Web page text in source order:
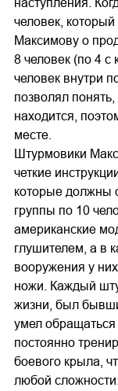
человек,
Максимову о
8 человек (по 4
человек внутри
позволял
находится,
месте.
Штурмовики
четкие
которые должны
группы по 10
американские
глушителем, а в
вооружения у
ножи. Каждый
жизни, был
умел
постоянно
боевого крыла,
любой сложности.